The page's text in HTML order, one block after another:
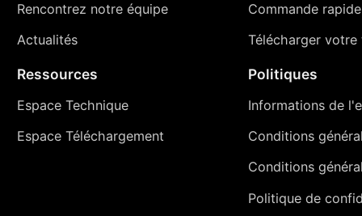
Rencontrez notre équipe
Actualités
Commande rapide
Télécharger votre
Ressources
Espace Technique
Espace Téléchargement
Politiques
Informations de
Conditions
Conditions
Politique de